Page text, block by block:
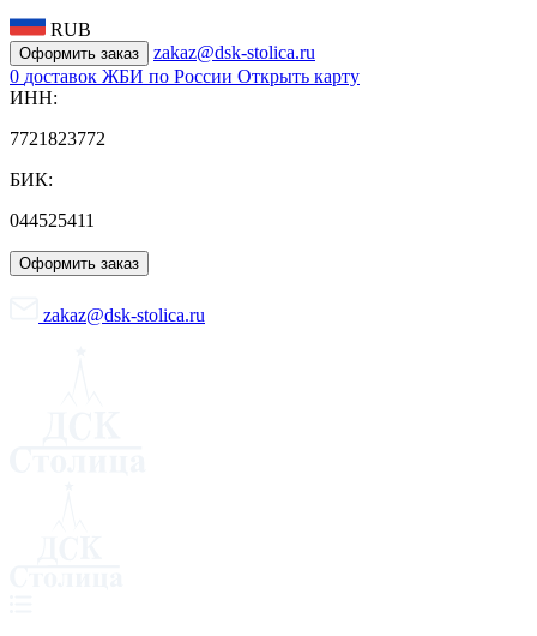
RUB
Оформить заказ
zakaz@dsk-stolica.ru
0 доставок ЖБИ по России Открыть карту
ИНН:
7721823772
БИК:
044525411
Оформить заказ
zakaz@dsk-stolica.ru